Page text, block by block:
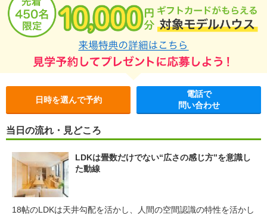
日時を選んで予約
電話で
問い合わせ
当日の流れ・見どころ
LDKは畳数だけでない“広さの感じ方”を意識し
た動線
18帖のLDKは天井勾配を活かし、人間の空間認識の特性を活かし